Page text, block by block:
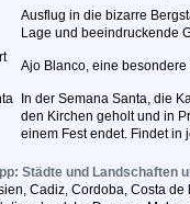
Ausflug in die bizarre
Lage und beeindruckende
Ajo Blanco, eine
In der Semana Santa, die
den Kirchen geholt und in
einem Fest endet. Findet in
Städte und Landschaften
Cadiz, Cordoba, Costa